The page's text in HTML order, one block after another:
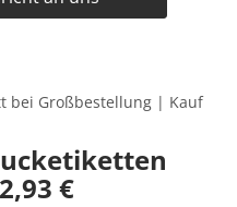
bei Großbestellung | Kauf
€